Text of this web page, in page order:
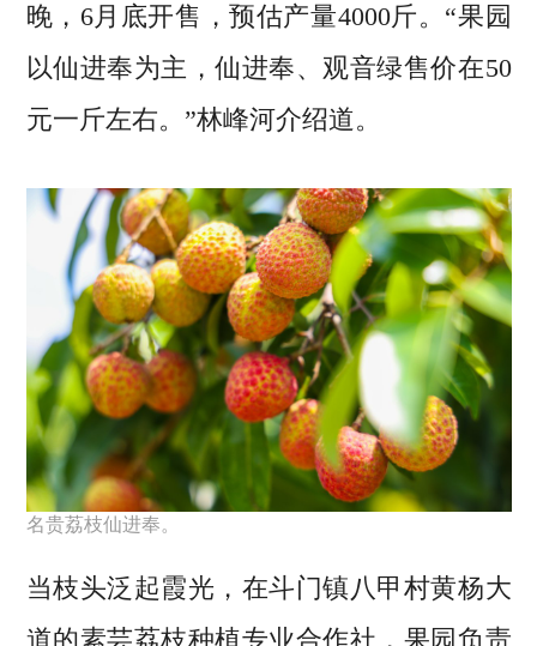
晚，6月底开售，预估产量4000斤。“果园
以仙进奉为主，仙进奉、观音绿售价在50
元一斤左右。”林峰河介绍道。
名贵荔枝仙进奉。
当枝头泛起霞光，在斗门镇八甲村黄杨大
道的素芸荔枝种植专业合作社，果园负责